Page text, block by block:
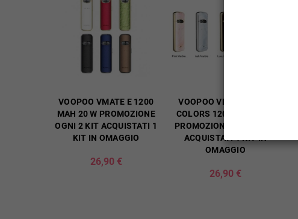
VOOPOO VMATE E 1200
MAH 20 W PROMOZIONE
OGNI 2 KIT ACQUISTATI 1
KIT IN OMAGGIO
26,90 €
VOOPOO VMATE E NEW
COLORS 1200 MAH 20 W
PROMOZIONE OGNI 2 KIT
ACQUISTATI 1 KIT IN
OMAGGIO
26,90 €